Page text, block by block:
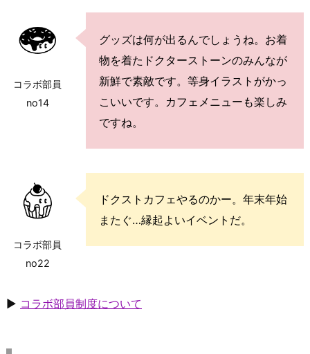
コラボ部員
no14
グッズは何が出るんでしょうね。お着
物を着たドクターストーンのみんなが
新鮮で素敵です。等身イラストがかっ
こいいです。カフェメニューも楽しみ
ですね。
コラボ部員
no22
ドクストカフェやるのかー。年末年始
またぐ…縁起よいイベントだ。
▶ コラボ部員制度について